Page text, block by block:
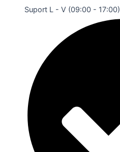
Suport L - V (09:00 - 17:00)